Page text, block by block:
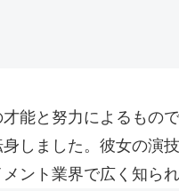
能と努力によるもの
しました。彼女の演
ント業界で広く知ら